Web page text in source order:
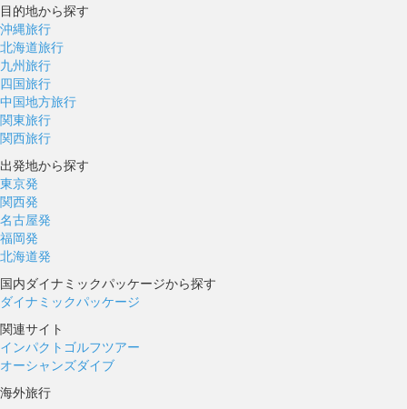
目的地から探す
沖縄旅行
北海道旅行
九州旅行
四国旅行
中国地方旅行
関東旅行
関西旅行
出発地から探す
東京発
関西発
名古屋発
福岡発
北海道発
国内ダイナミックパッケージから探す
ダイナミックパッケージ
関連サイト
インパクトゴルフツアー
オーシャンズダイブ
海外旅行